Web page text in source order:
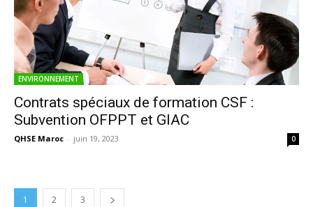
ENVIRONNEMENT
Contrats spéciaux de formation CSF :
Subvention OFPPT et GIAC
QHSE Maroc - juin 19, 2023 0
1 2 3